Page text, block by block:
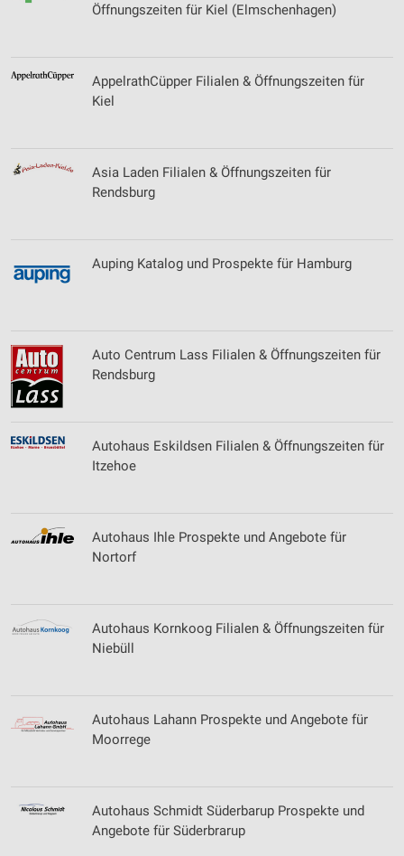
Öffnungszeiten für Kiel (Elmschenhagen)
AppelrathCüpper Filialen & Öffnungszeiten für
Kiel
Asia Laden Filialen & Öffnungszeiten für
Rendsburg
Auping Katalog und Prospekte für Hamburg
Auto Centrum Lass Filialen & Öffnungszeiten für
Rendsburg
Autohaus Eskildsen Filialen & Öffnungszeiten für
Itzehoe
Autohaus Ihle Prospekte und Angebote für
Nortorf
Autohaus Kornkoog Filialen & Öffnungszeiten für
Niebüll
Autohaus Lahann Prospekte und Angebote für
Moorrege
Autohaus Schmidt Süderbarup Prospekte und
Angebote für Süderbrarup